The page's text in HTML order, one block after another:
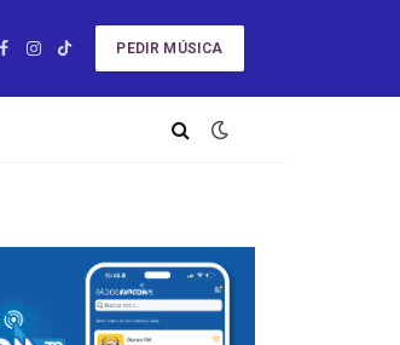
Facebook
Instagram
TikTok
PEDIR MÚSICA